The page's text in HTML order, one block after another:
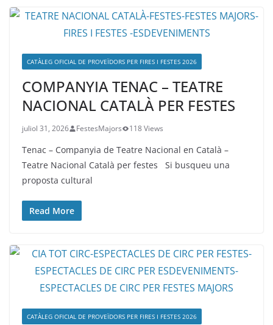
CATÀLEG OFICIAL DE PROVEÏDORS PER FIRES I FESTES 2026
COMPANYIA TENAC – TEATRE
NACIONAL CATALÀ PER FESTES
juliol 31, 2026 FestesMajors 118 Views
Tenac – Companyia de Teatre Nacional en Català –
Teatre Nacional Català per festes Si busqueu una
proposta cultural
Read More
CATÀLEG OFICIAL DE PROVEÏDORS PER FIRES I FESTES 2026